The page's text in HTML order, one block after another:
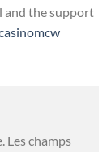
and the support
Les champs